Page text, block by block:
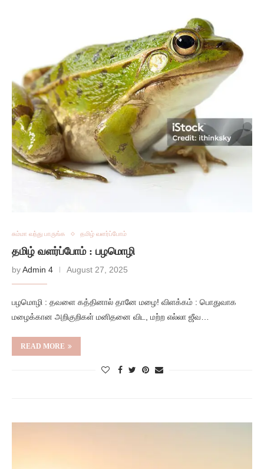
சும்மா வந்து பாருங்க தமிழ் வளர்ப்போம்
தமிழ் வளர்ப்போம் : பழமொழி
byAdmin 4 August 27, 2025
பழமொழி : தவளை கத்தினால் தானே மழை! விளக்கம் : பொதுவாக
மழைக்கான அறிகுறிகள் மனிதனை விட, மற்ற எல்லா ஜீவ…
READ MORE